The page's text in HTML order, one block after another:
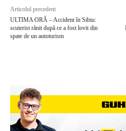
Articolul precedent
ULTIMA ORĂ – Accident în Sibiu:
scuterist rănit după ce a fost lovit din
spate de un autoturism